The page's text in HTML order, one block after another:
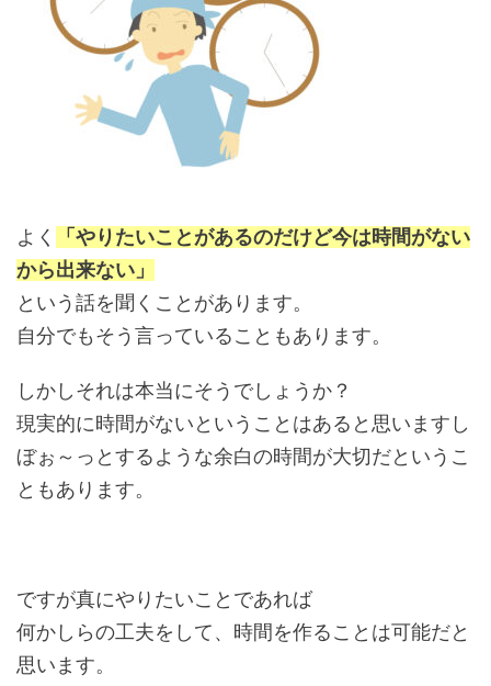
よく
「やりたいことがあるのだけど今は時間がない
から出来ない」
という話を聞くことがあります。
自分でもそう言っていることもあります。
しかしそれは本当にそうでしょうか？
現実的に時間がないということはあると思いますし
ぼぉ～っとするような余白の時間が大切だというこ
ともあります。
ですが真にやりたいことであれば
何かしらの工夫をして、時間を作ることは可能だと
思います。